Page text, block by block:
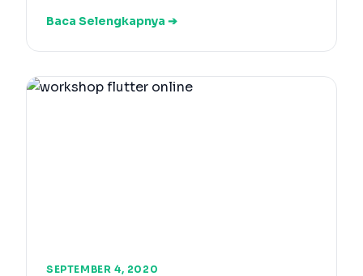
Baca Selengkapnya ➔
SEPTEMBER 4, 2020